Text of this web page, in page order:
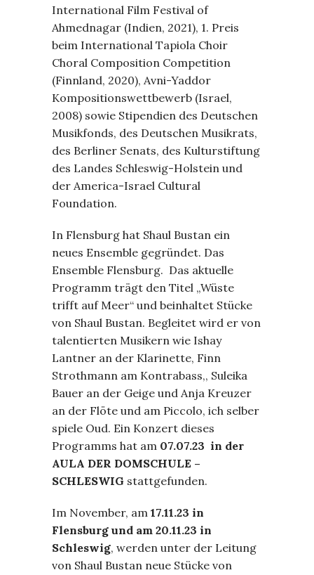
International Film Festival of
Ahmednagar (Indien, 2021), 1. Preis
beim International Tapiola Choir
Choral Composition Competition
(Finnland, 2020), Avni-Yaddor
Kompositionswettbewerb (Israel,
2008) sowie Stipendien des Deutschen
Musikfonds, des Deutschen Musikrats,
des Berliner Senats, des Kulturstiftung
des Landes Schleswig-Holstein und
der America-Israel Cultural
Foundation.
In Flensburg hat Shaul Bustan ein
neues Ensemble gegründet. Das
Ensemble Flensburg. Das aktuelle
Programm trägt den Titel „Wüste
trifft auf Meer“ und beinhaltet Stücke
von Shaul Bustan. Begleitet wird er von
talentierten Musikern wie Ishay
Lantner an der Klarinette, Finn
Strothmann am Kontrabass,, Suleika
Bauer an der Geige und Anja Kreuzer
an der Flöte und am Piccolo, ich selber
spiele Oud. Ein Konzert dieses
Programms hat am 07.07.23 in der
AULA DER DOMSCHULE –
SCHLESWIG stattgefunden.
Im November, am 17.11.23 in
Flensburg und am 20.11.23 in
Schleswig, werden unter der Leitung
von Shaul Bustan neue Stücke von